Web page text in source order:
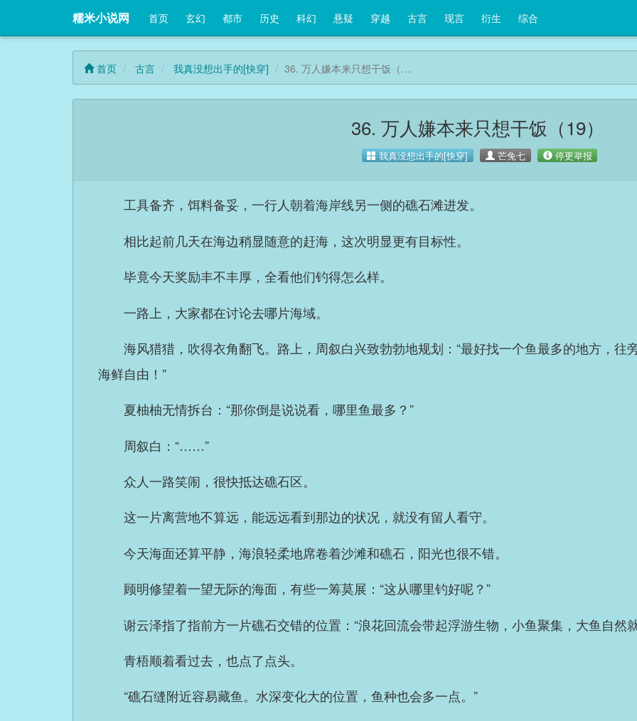
糯米小说网 首页 玄幻 都市 历史 科幻 悬疑 穿越 古言 现言 衍生 综合
首页 古言 我真没想出手的[快穿] 36. 万人嫌本来只想干饭（19）
36. 万人嫌本来只想干饭（19）
我真没想出手的[快穿] 芒兔七 停更举报
工具备齐，饵料备妥，一行人朝着海岸线另一侧的礁石滩进发。
相比起前几天在海边稍显随意的赶海，这次明显更有目标性。
毕竟今天奖励丰不丰厚，全看他们钓得怎么样。
一路上，大家都在讨论去哪片海域。
海风猎猎，吹得衣角翻飞。路上，周叙白兴致勃勃地规划：“最好找一个鱼最多的地方，往
海鲜自由！”
夏柚柚无情拆台：“那你倒是说说看，哪里鱼最多？”
周叙白：“……”
众人一路笑闹，很快抵达礁石区。
这一片离营地不算远，能远远看到那边的状况，就没有留人看守。
今天海面还算平静，海浪轻柔地席卷着沙滩和礁石，阳光也很不错。
顾明修望着一望无际的海面，有些一筹莫展：“这从哪里钓好呢？”
谢云泽指了指前方一片礁石交错的位置：“浪花回流会带起浮游生物，小鱼聚集，大鱼自然
青梧顺着看过去，也点了点头。
“礁石缝附近容易藏鱼。水深变化大的位置，鱼种也会多一点。”